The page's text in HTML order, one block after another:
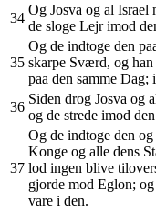
34
Og Josva og al
de sloge Lejr imod
35
Og de indtoge den
skarpe Sværd, og han
paa den samme
36
Siden drog Josva og
og de strede imod
37
Og de indtoge den
Konge og alle dens
lod ingen blive
gjorde mod Eglon;
vare i den.